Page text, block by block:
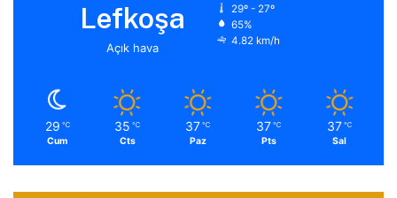
Lefkoşa
Açık hava
29º - 27º
65%
4.82 km/h
29 ℃
Cum
35 ℃
Cts
37 ℃
Paz
37 ℃
Pts
37 ℃
Sal